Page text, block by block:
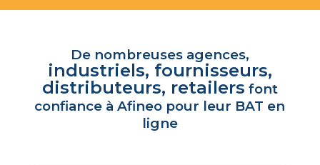
De nombreuses agences,
industriels, fournisseurs,
distributeurs, retailers font
confiance à Afineo pour leur BAT en
ligne